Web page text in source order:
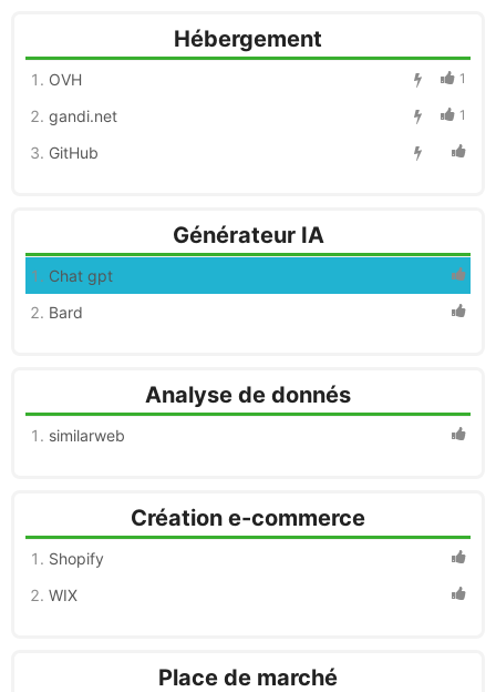
Hébergement
OVH 1
gandi.net 1
GitHub
Générateur IA
Chat gpt
Bard
Analyse de donnés
similarweb
Création e-commerce
Shopify
WIX
Place de marché